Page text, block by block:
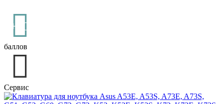
+30
баллов
Сервис